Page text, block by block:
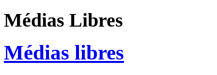
Médias Libres
Médias libres